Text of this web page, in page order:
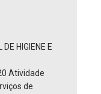
HIGIENE E
Atividade
de